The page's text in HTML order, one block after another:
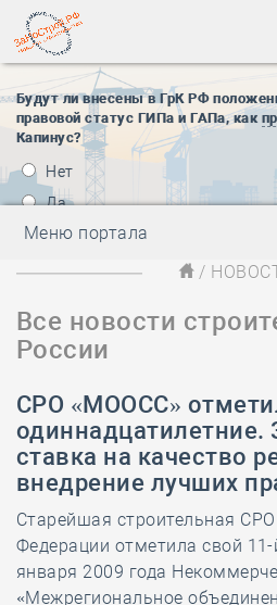
Будут ли внесены в ГрК РФ
правовой статус ГИПа и ГАПа, как
Капинус?
Нет
Да
Меню портала
/
Все новости
России
СРО «МООСС»
одиннадцатилетние.
ставка на качество
внедрение лучших
Старейшая строительная
Федерации отметила свой
января 2009 года
«Межрегиональное